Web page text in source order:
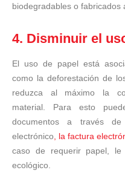
biodegradables o fabricados
4. Disminuir el
El uso de papel está
como la deforestación de
reduzca al máximo la
material. Para esto
documentos a través
electrónico, la factura
caso de requerir papel, le
ecológico.